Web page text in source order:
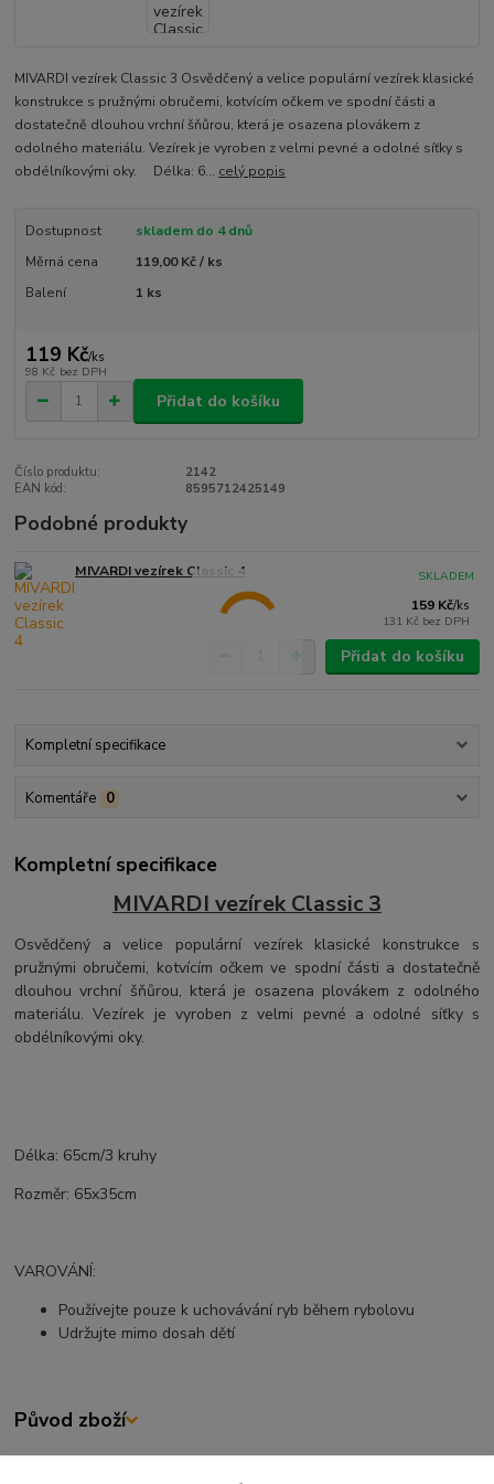
MIVARDI vezírek Classic 3 Osvědčený a velice populární vezírek klasické
konstrukce s pružnými obručemi, kotvícím očkem ve spodní části a
dostatečně dlouhou vrchní šňůrou, která je osazena plovákem z
odolného materiálu. Vezírek je vyroben z velmi pevné a odolné síťky s
obdélníkovými oky. Délka: 6... celý popis
Dostupnost
skladem do 4 dnů
Měrná cena
119,00 Kč / ks
Balení
1 ks
119 Kč/ks
98 Kč bez DPH
Přidat do košíku
Číslo produktu:
2142
EAN kód:
8595712425149
Podobné produkty
MIVARDI vezírek Classic 4
159 Kč/ks
131 Kč bez DPH
SKLADEM
Přidat do košíku
Kompletní specifikace
Komentáře 0
Kompletní specifikace
MIVARDI vezírek Classic 3
Osvědčený a velice populární vezírek klasické konstrukce s
pružnými obručemi, kotvícím očkem ve spodní části a dostatečně
dlouhou vrchní šňůrou, která je osazena plovákem z odolného
materiálu. Vezírek je vyroben z velmi pevné a odolné síťky s
obdélníkovými oky.
Délka: 65cm/3 kruhy
Rozměr: 65x35cm
VAROVÁNÍ:
Používejte pouze k uchovávání ryb během rybolovu
Udržujte mimo dosah dětí
Původ zboží